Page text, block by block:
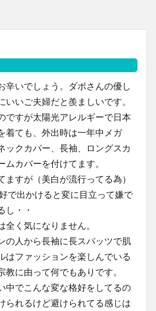
辛いでしょう。ダボさんの優し
いいご夫婦だと羨ましいです。
ですが太陽光アレルギーで日本
着ても、外出時は一年中メガ
ックカバー、長袖、ロングスカ
カバーを付けてます。
すが（美白が流行ってる為）
で出かけると変に目立って嫌で
し・・
全く気になりません。
の人から長袖に長スパッツで肌
はファッションを楽しんでいる
に由って何でもありです。
中でこんな変な格好をしてるの
られるけど避けられてる感じは